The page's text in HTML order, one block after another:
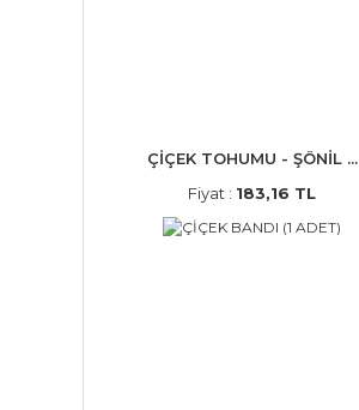
ÇİÇEK TOHUMU - ŞÖNİL ...
Fiyat : 183,16 TL